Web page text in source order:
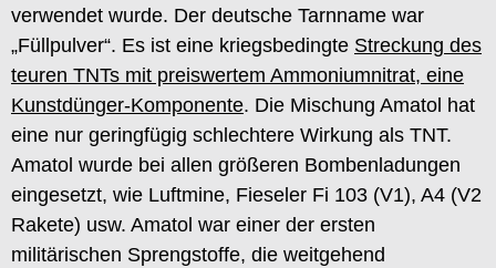
verwendet wurde. Der deutsche Tarnname war
„Füllpulver“. Es ist eine kriegsbedingte Streckung des
teuren TNTs mit preiswertem Ammoniumnitrat, eine
Kunstdünger-Komponente. Die Mischung Amatol hat
eine nur geringfügig schlechtere Wirkung als TNT.
Amatol wurde bei allen größeren Bombenladungen
eingesetzt, wie Luftmine, Fieseler Fi 103 (V1), A4 (V2
Rakete) usw. Amatol war einer der ersten
militärischen Sprengstoffe, die weitgehend